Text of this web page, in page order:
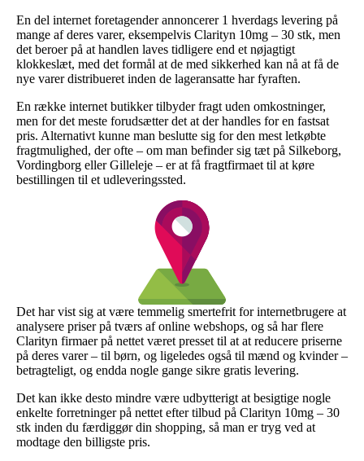
En del internet foretagender annoncerer 1 hverdags levering på
mange af deres varer, eksempelvis Clarityn 10mg – 30 stk, men
det beroer på at handlen laves tidligere end et nøjagtigt
klokkeslæt, med det formål at de med sikkerhed kan nå at få de
nye varer distribueret inden de lageransatte har fyraften.
En række internet butikker tilbyder fragt uden omkostninger,
men for det meste forudsætter det at der handles for en fastsat
pris. Alternativt kunne man beslutte sig for den mest letkøbte
fragtmulighed, der ofte – om man befinder sig tæt på Silkeborg,
Vordingborg eller Gilleleje – er at få fragtfirmaet til at køre
bestillingen til et udleveringssted.
Det har vist sig at være temmelig smertefrit for internetbrugere at
analysere priser på tværs af online webshops, og så har flere
Clarityn firmaer på nettet været presset til at at reducere priserne
på deres varer – til børn, og ligeledes også til mænd og kvinder –
betragteligt, og endda nogle gange sikre gratis levering.
Det kan ikke desto mindre være udbytterigt at besigtige nogle
enkelte forretninger på nettet efter tilbud på Clarityn 10mg – 30
stk inden du færdiggør din shopping, så man er tryg ved at
modtage den billigste pris.